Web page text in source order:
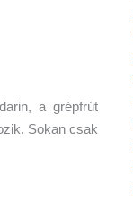
a grépfrút
Sokan csak